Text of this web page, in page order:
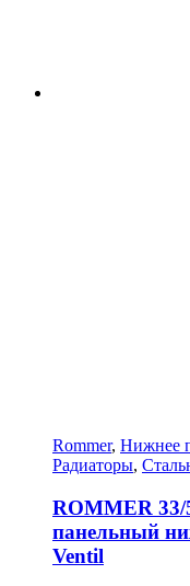
Rommer, Нижнее
Радиаторы,
ROMMER 33/
панельный
Ventil